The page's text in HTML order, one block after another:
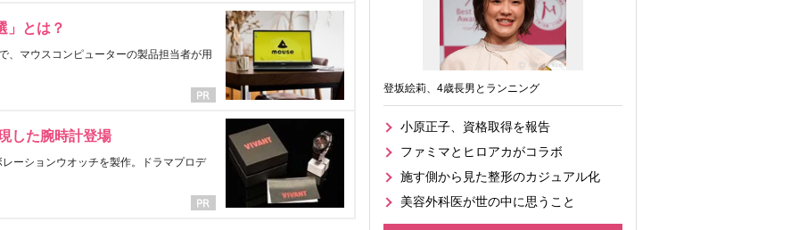
」とは？
、マウスコンピューターの製品担当者が用
した腕時計登場
ーションウオッチを製作。ドラマプロデ
登坂絵莉、4歳長男とランニング
小原正子、資格取得を報告
ファミマとヒロアカがコラボ
施す側から見た整形のカジュアル化
美容外科医が世の中に思うこと